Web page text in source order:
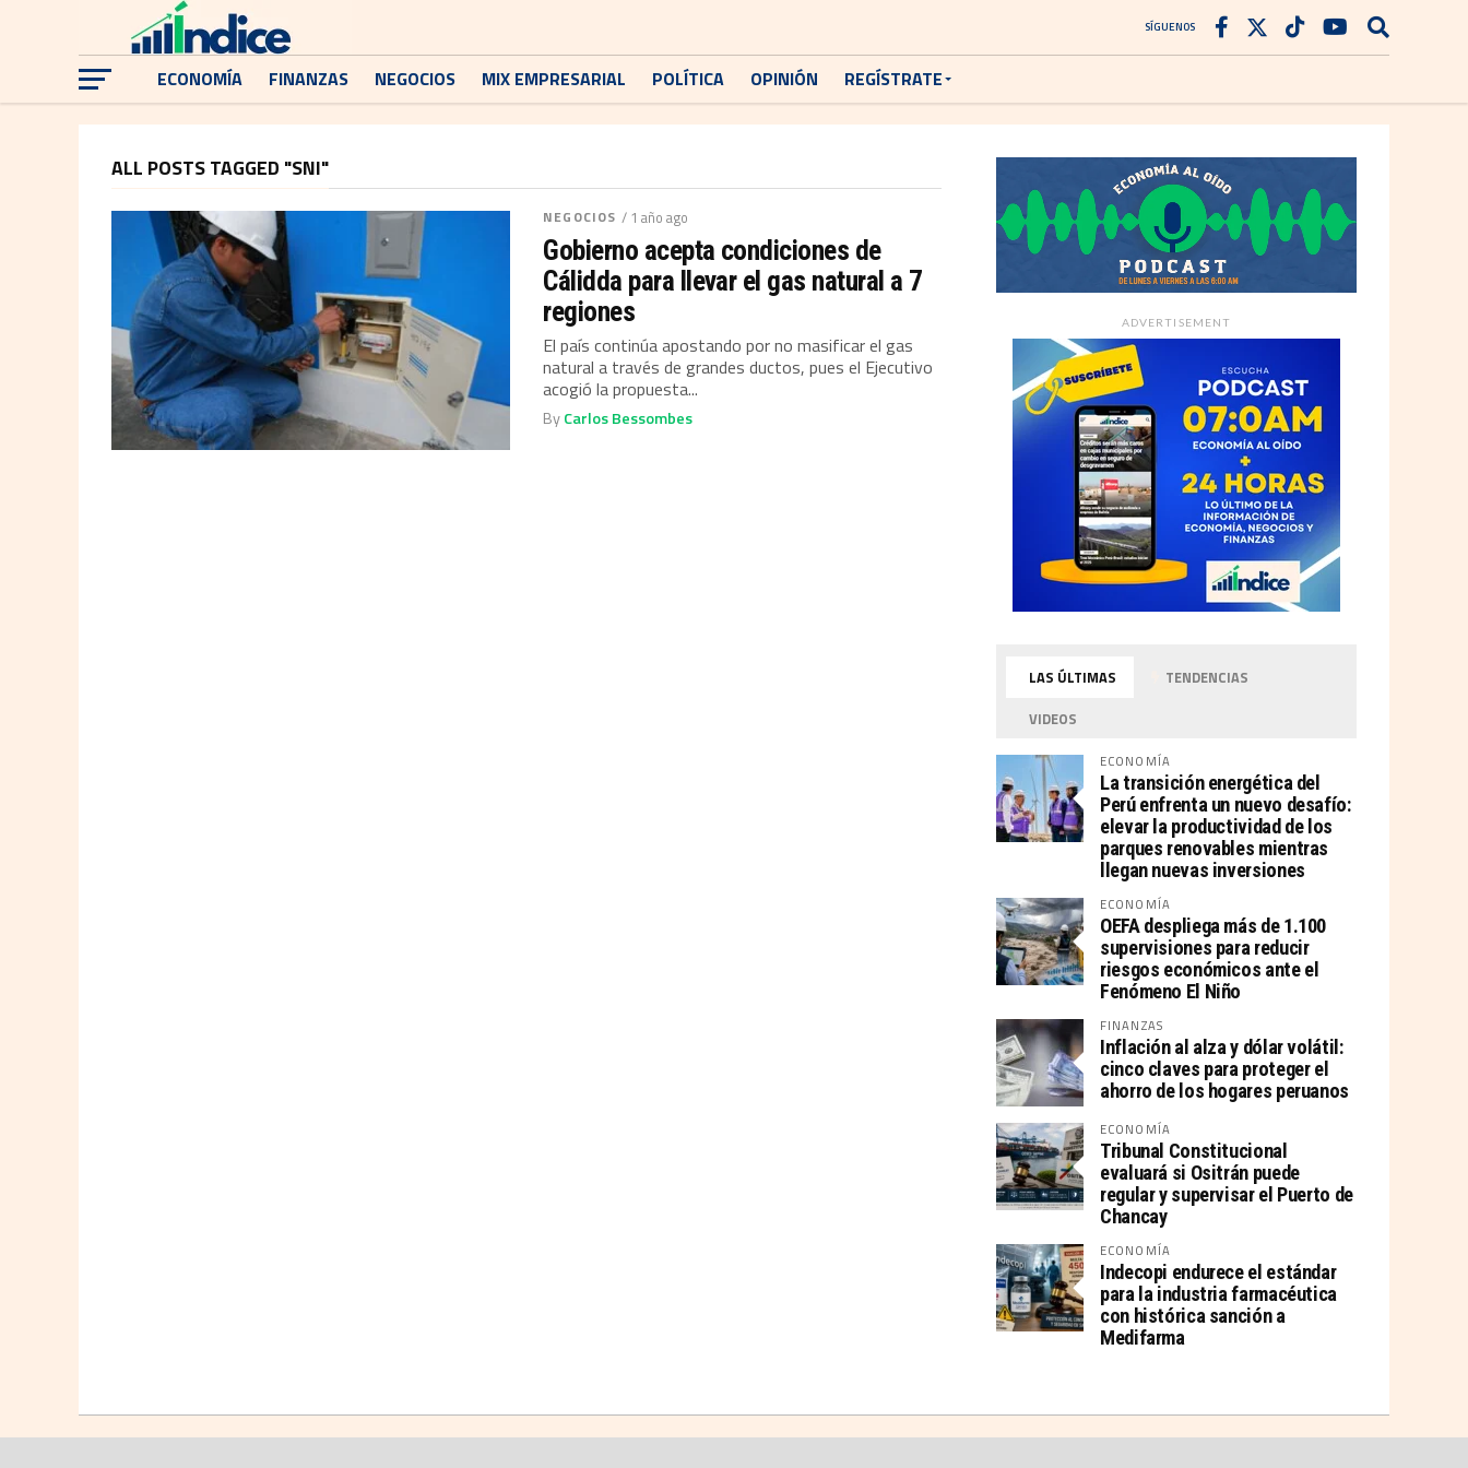
SÍGUENOS
ECONOMÍA FINANZAS NEGOCIOS MIX EMPRESARIAL POLÍTICA OPINIÓN REGÍSTRATE
ALL POSTS TAGGED "SNI"
NEGOCIOS / 1 año ago
Gobierno acepta condiciones de
Cálidda para llevar el gas natural a 7
regiones
El país continúa apostando por no masificar el gas
natural a través de grandes ductos, pues el Ejecutivo
acogió la propuesta...
ByCarlos Bessombes
ADVERTISEMENT
LAS ÚLTIMAS
TENDENCIAS
VIDEOS
ECONOMÍA
La transición energética del
Perú enfrenta un nuevo desafío:
elevar la productividad de los
parques renovables mientras
llegan nuevas inversiones
ECONOMÍA
OEFA despliega más de 1.100
supervisiones para reducir
riesgos económicos ante el
Fenómeno El Niño
FINANZAS
Inflación al alza y dólar volátil:
cinco claves para proteger el
ahorro de los hogares peruanos
ECONOMÍA
Tribunal Constitucional
evaluará si Ositrán puede
regular y supervisar el Puerto de
Chancay
ECONOMÍA
Indecopi endurece el estándar
para la industria farmacéutica
con histórica sanción a
Medifarma